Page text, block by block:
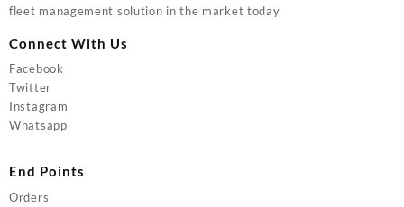
fleet management solution in the market today
Connect With Us
Facebook
Twitter
Instagram
Whatsapp
End Points
Orders